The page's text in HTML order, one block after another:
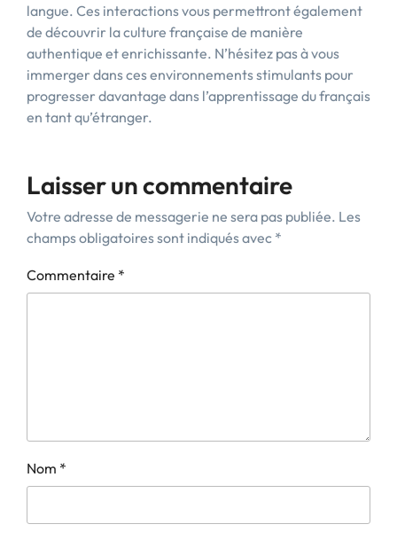
langue. Ces interactions vous permettront également
de découvrir la culture française de manière
authentique et enrichissante. N’hésitez pas à vous
immerger dans ces environnements stimulants pour
progresser davantage dans l’apprentissage du français
en tant qu’étranger.
Laisser un commentaire
Votre adresse de messagerie ne sera pas publiée. Les
champs obligatoires sont indiqués avec *
Commentaire *
Nom *